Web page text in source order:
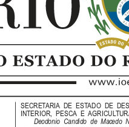
SECRETARIA  DE  ESTADO  DE
INTERIOR,  PESCA  E
Deodonio  Candido  de  Macedo